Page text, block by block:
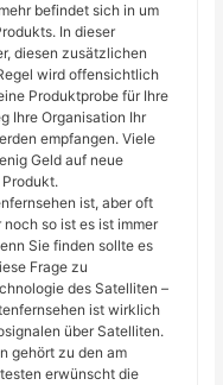
befindet sich in um
In dieser
diesen zusätzlichen
wird offensichtlich
Produktprobe für Ihre
Ihre Organisation Ihr
empfangen. Viele
Geld auf neue
ist, aber oft
so ist es ist immer
Sie finden sollte es
Frage zu
des Satelliten –
ist wirklich
über Satelliten.
gehört zu den am
erwünscht die